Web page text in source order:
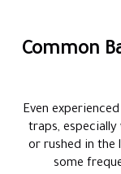
Common
Even
traps, especially
or rushed in the
some